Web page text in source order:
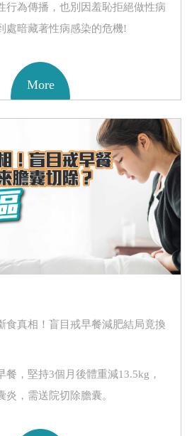
行為傳播，也別因羞恥拒絕做性病
處暗藏著性病感染的危機!
More
食真相！盲目戒早餐減肥結局竟換
餐，堅持3個月後體重減13.5kg，
，需送院切除膽囊。